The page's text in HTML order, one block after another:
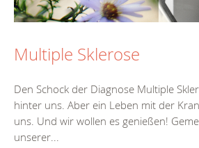
Multiple Sklerose
Den Schock der Diagnose Multiple
hinter uns. Aber ein Leben mit der
uns. Und wir wollen es genießen!
unserer...